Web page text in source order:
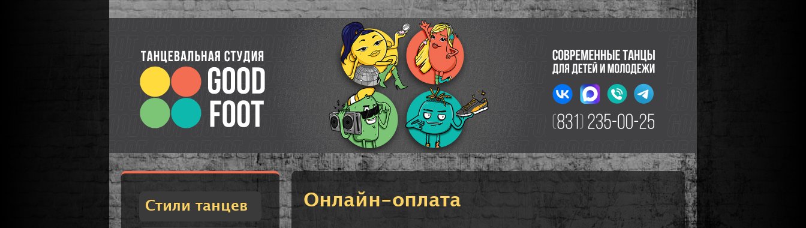
Стили танцев Онлайн-оплата